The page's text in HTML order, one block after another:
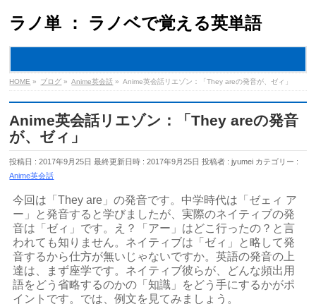
ラノ単 ： ラノベで覚える英単語
HOME » ブログ » Anime英会話 » Anime英会話リエゾン：「They areの発音が、ゼィ」
Anime英会話リエゾン：「They areの発音
が、ゼィ」
投稿日 : 2017年9月25日 最終更新日時 : 2017年9月25日 投稿者 :jyumei カテゴリー :
Anime英会話
今回は「They are」の発音です。中学時代は「ゼェィ ア
ー」と発音すると学びましたが、実際のネイティブの発
音は「ゼィ」です。え？「アー」はどこ行ったの？と言
われても知りません。ネイティブは「ゼィ」と略して発
音するから仕方が無いじゃないですか。英語の発音の上
達は、まず座学です。ネイティブ彼らが、どんな頻出用
語をどう省略するのかの「知識」をどう手にするかがポ
イントです。では、例文を見てみましょう。